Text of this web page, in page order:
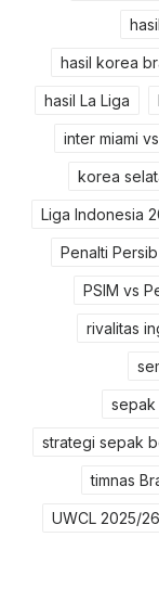
hasil korea
hasil La Liga
inter miami
korea
Liga Indonesia
Penalti
PSIM vs
rivalitas
sepak
strategi sepak
timnas
UWCL 2025/26